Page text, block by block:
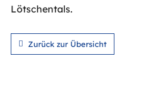
Lötschentals.
Zurück zur Übersicht